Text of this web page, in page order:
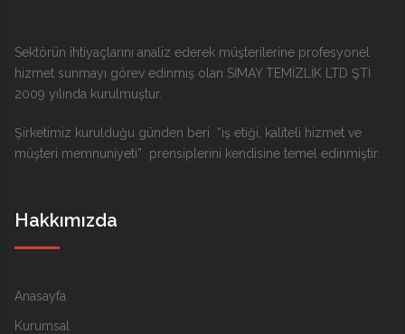
Sektörün ihtiyaçlarını analiz ederek müşterilerine profesyonel
hizmet sunmayı görev edinmiş olan SİMAY TEMİZLİK LTD ŞTİ
2009 yılında kurulmuştur.
Şirketimiz kurulduğu günden beri “iş etiği, kaliteli hizmet ve
müşteri memnuniyeti” prensiplerini kendisine temel edinmiştir.
Hakkımızda
Anasayfa
Kurumsal